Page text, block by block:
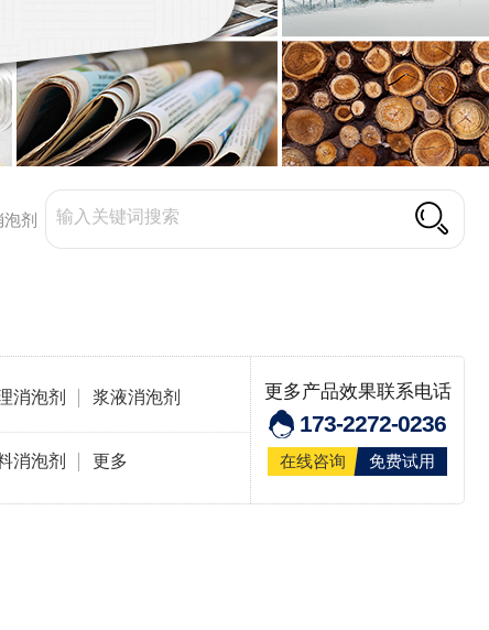
剂
消泡剂 浆液消泡剂
消泡剂 更多
更多产品效果联系电话
173-2272-0236
在线咨询 免费试用